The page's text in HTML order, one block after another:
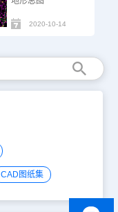
2020-10-14
CAD图纸集